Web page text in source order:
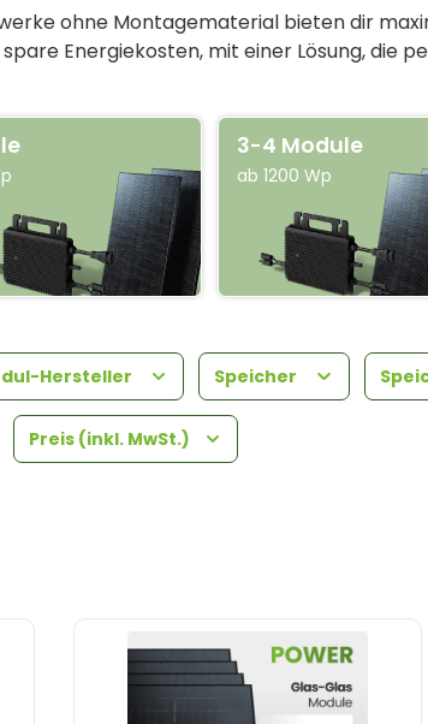
ohne Montagematerial bieten dir
Energiekosten, mit einer Lösung, die
3-4 Module
ab 1200 Wp
Hersteller Speicher
Preis (inkl. MwSt.)